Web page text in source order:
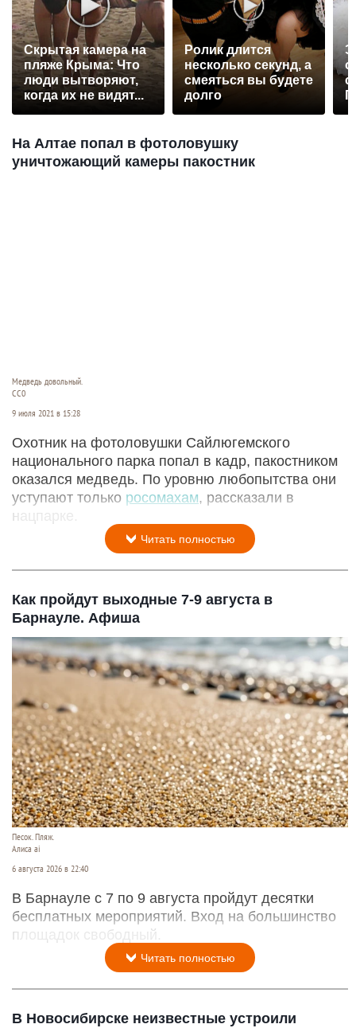
Скрытая камера на
пляже Крыма: Что
люди вытворяют,
когда их не видят...
Ролик длится
несколько секунд, а
смеяться вы будете
долго
На Алтае попал в фотоловушку
уничтожающий камеры пакостник
Медведь довольный.
CC0
9 июля 2021 в 15:28
Охотник на фотоловушки Сайлюгемского
национального парка попал в кадр, пакостником
оказался медведь. По уровню любопытства они
уступают только росомахам, рассказали в
нацпарке.
Читать полностью
Как пройдут выходные 7-9 августа в
Барнауле. Афиша
Песок. Пляж.
Алиса ai
6 августа 2026 в 22:40
В Барнауле с 7 по 9 августа пройдут десятки
бесплатных мероприятий. Вход на большинство
площадок свободный.
Читать полностью
В Новосибирске неизвестные устроили